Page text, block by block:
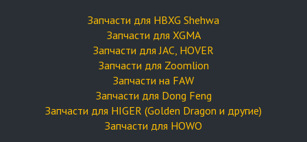
Запчасти для HBXG Shehwa
Запчасти для XGMA
Запчасти для JAC, HOVER
Запчасти для Zoomlion
Запчасти на FAW
Запчасти для Dong Feng
Запчасти для HIGER (Golden Dragon и другие)
Запчасти для HOWO